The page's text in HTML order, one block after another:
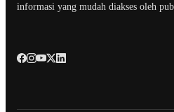
informasi yang mudah diakses oleh